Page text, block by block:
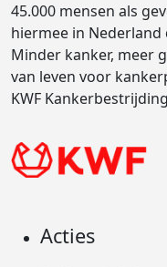
45.000 mensen als
hiermee in
Minder kanker, meer
van leven voor
KWF
Acties